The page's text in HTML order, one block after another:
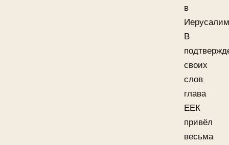
в
В
своих
слов
глава
ЕЕК
привёл
весьма